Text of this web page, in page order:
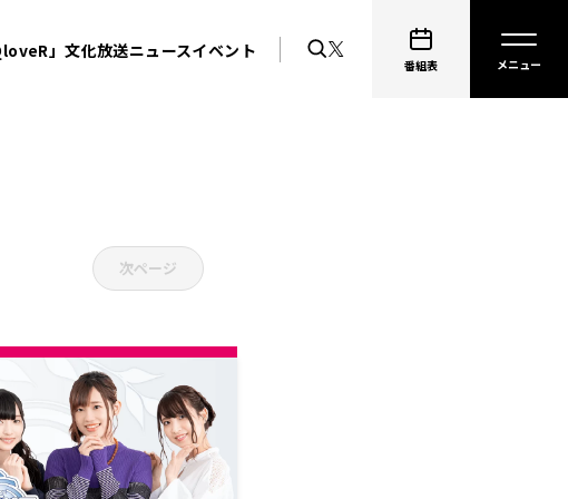
」文化放送ニュースイベント
番組表
次ページ